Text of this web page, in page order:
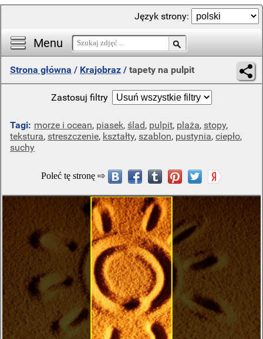
Menu
Język strony:
Strona główna / Krajobraz / tapety na pulpit
Zastosuj filtry
Tagi: morze i ocean, piasek, ślad, pulpit, plaża, stopy,
tekstura, streszczenie, kształty, szablon, pustynia, ciepło,
suchy